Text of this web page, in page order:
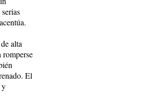
alta
romperse
El
y